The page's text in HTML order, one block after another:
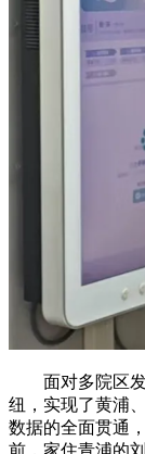
面对多院区
纽，实现了黄浦
数据的全面贯通